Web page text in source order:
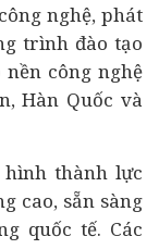
nghệ, phát
trình đào tạo
công nghệ
Hàn Quốc và
hình thành lực
cao, sẵn sàng
quốc tế. Các